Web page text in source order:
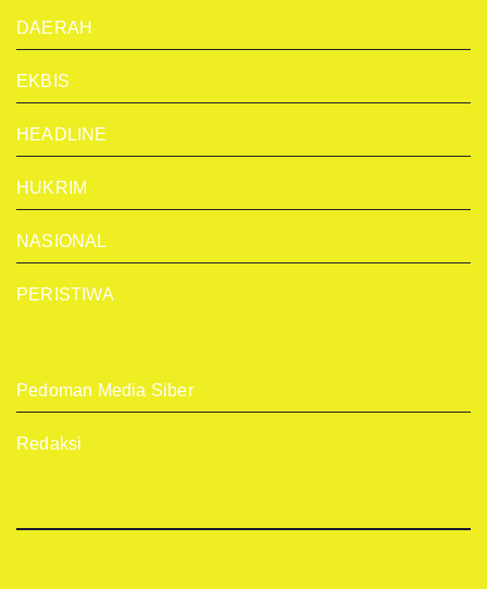
DAERAH
EKBIS
HEADLINE
HUKRIM
NASIONAL
PERISTIWA
Pedoman Media Siber
Redaksi